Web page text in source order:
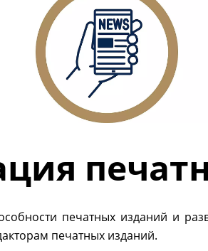
печатных изданий и
печатных изданий.